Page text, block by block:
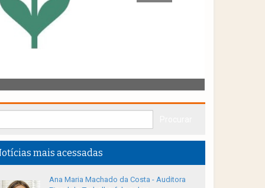
mais acessadas
Ana Maria Machado da Costa - Auditora